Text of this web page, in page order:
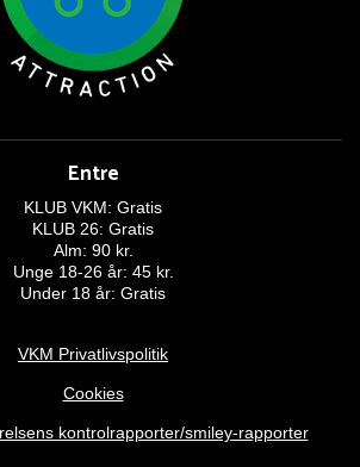
Entre
KLUB VKM: Gratis
KLUB 26: Gratis
Alm: 90 kr.
Unge 18-26 år: 45 kr.
Under 18 år: Gratis
VKM Privatlivspolitik
Cookies
kontrolrapporter/smiley-rapporter